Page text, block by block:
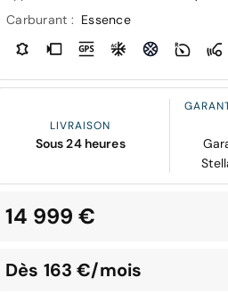
Carburant : Essence
LIVRAISON
Sous 24 heures
14 999 €
Dès 163 €/mois